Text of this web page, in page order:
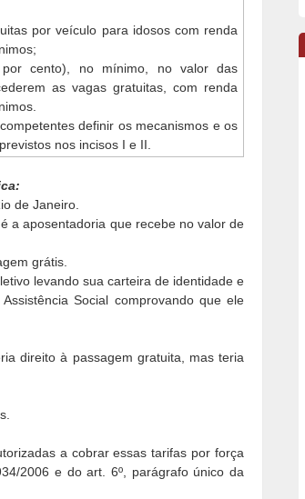
por veículo para idosos com renda
cento), no mínimo, no valor das
as vagas gratuitas, com renda
definir os mecanismos e os
nos incisos I e II.
de Janeiro.
a aposentadoria que recebe no valor de
grátis.
levando sua carteira de identidade e
Social comprovando que ele
direito à passagem gratuita, mas teria
a cobrar essas tarifas por força
2006 e do art. 6º, parágrafo único da